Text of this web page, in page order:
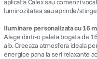
aplicatia Calex sau comenzi
luminozitatea sau aprinde/
Iluminare personalizata cu 16
Alege dintr-o paleta bogata de
alb. Creeaza atmosfera ideala
energice pana la seri relaxante